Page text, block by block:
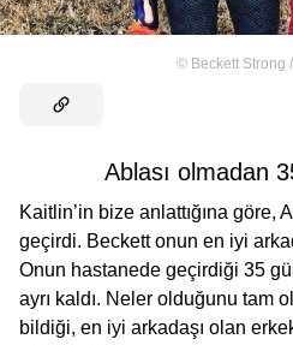
© Beckett Strong
Ablası olmadan
Kaitlin’in bize anlattığına göre,
geçirdi. Beckett onun en iyi
Onun hastanede geçirdiği 35
ayrı kaldı. Neler olduğunu tam
bildiği, en iyi arkadaşı olan